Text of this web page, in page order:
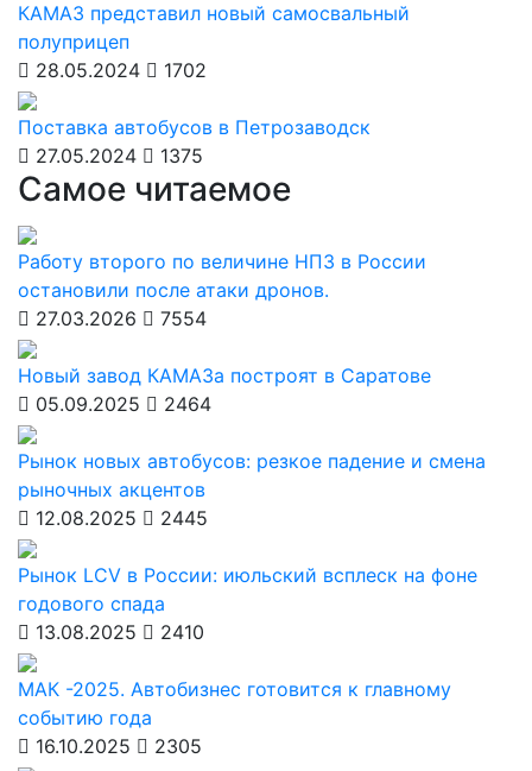
КАМАЗ представил новый самосвальный
полуприцеп
28.05.2024
1702
Поставка автобусов в Петрозаводск
27.05.2024
1375
Самое читаемое
Работу второго по величине НПЗ в России
остановили после атаки дронов.
27.03.2026
7554
Новый завод КАМАЗа построят в Саратове
05.09.2025
2464
Рынок новых автобусов: резкое падение и смена
рыночных акцентов
12.08.2025
2445
Рынок LCV в России: июльский всплеск на фоне
годового спада
13.08.2025
2410
МАК -2025. Автобизнес готовится к главному
событию года
16.10.2025
2305